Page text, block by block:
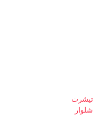
تیشرت
شلوار